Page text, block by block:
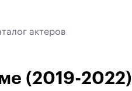
актеров
(2019-2022)